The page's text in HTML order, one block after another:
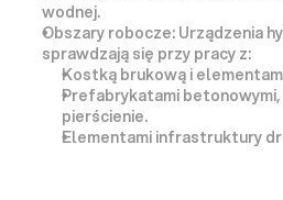
wodnej.
Obszary robocze: Urządzenia
sprawdzają się przy pracy z:
Kostką brukową i
Prefabrykatami betonowymi,
pierścienie.
Elementami infrastruktury